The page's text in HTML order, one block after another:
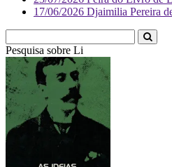
17/06/2026 Djaimilia Pereira
Pesquisa sobre Literatura